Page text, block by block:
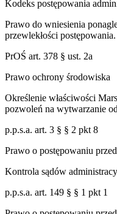
Kodeks postępowania
Prawo do wniesienia
przewlekłości postępowania.
PrOŚ art. 378 § ust. 2a
Prawo ochrony środowiska
Określenie właściwości
pozwoleń na wytwarzanie
p.p.s.a. art. 3 § § 2 pkt 8
Prawo o postępowaniu
Kontrola sądów
p.p.s.a. art. 149 § § 1 pkt 1